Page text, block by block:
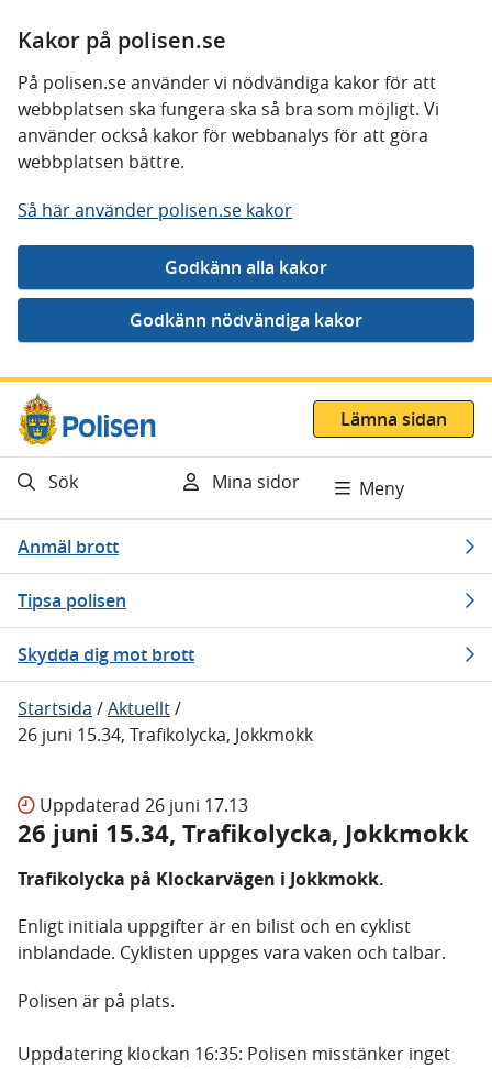
Kakor på polisen.se
På polisen.se använder vi nödvändiga kakor för att
webbplatsen ska fungera ska så bra som möjligt. Vi
använder också kakor för webbanalys för att göra
webbplatsen bättre.
Så här använder polisen.se kakor
Gå direkt till innehåll
Lämna sidan
Sök Mina sidor Meny
Anmäl brott
Tipsa polisen
Skydda dig mot brott
Startsida /Aktuellt/
26 juni 15.34, Trafikolycka, Jokkmokk
Uppdaterad 26 juni 17.13
26 juni 15.34, Trafikolycka, Jokkmokk
Trafikolycka på Klockarvägen i Jokkmokk.
Enligt initiala uppgifter är en bilist och en cyklist
inblandade. Cyklisten uppges vara vaken och talbar.
Polisen är på plats.
Uppdatering klockan 16:35: Polisen misstänker inget